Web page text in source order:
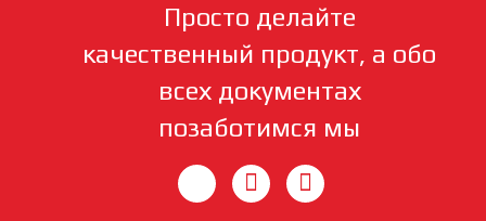
Просто делайте
качественный продукт, а обо
всех документах
позаботимся мы